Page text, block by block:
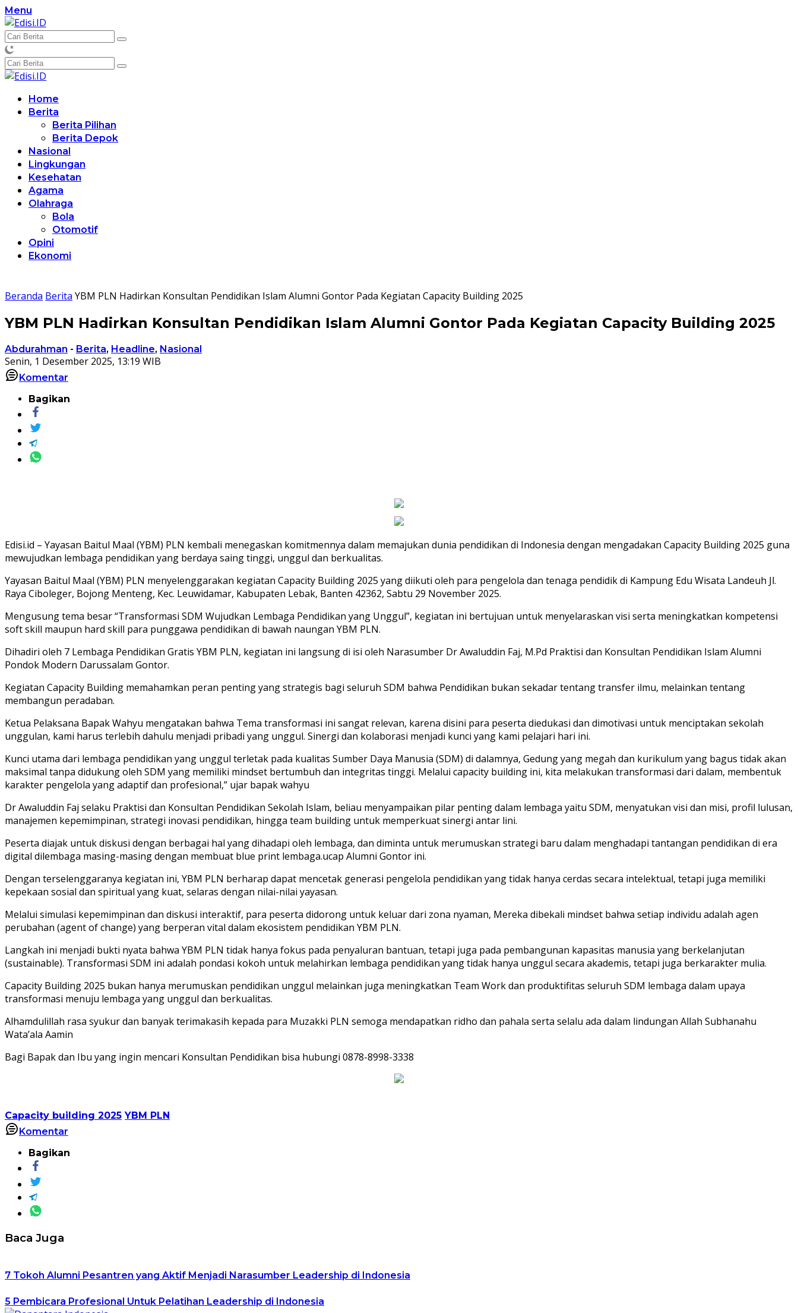
Langsung
ke
konten
Menu
Home
Berita
Berita Pilihan
Berita Depok
Nasional
Lingkungan
Kesehatan
Agama
Olahraga
Bola
Otomotif
Opini
Ekonomi
Beranda Berita YBM PLN Hadirkan Konsultan Pendidikan Islam Alumni Gontor Pada Kegiatan Capacity Building 2025
YBM PLN Hadirkan Konsultan Pendidikan Islam Alumni Gontor Pada Kegiatan Capacity Building 2025
Abdurahman - Berita, Headline, Nasional
Senin, 1 Desember 2025, 13:19 WIB
Komentar
Bagikan
Edisi.id – Yayasan Baitul Maal (YBM) PLN kembali menegaskan komitmennya dalam memajukan dunia pendidikan di Indonesia dengan mengadakan Capacity Building 2025 guna
mewujudkan lembaga pendidikan yang berdaya saing tinggi, unggul dan berkualitas.
Yayasan Baitul Maal (YBM) PLN menyelenggarakan kegiatan Capacity Building 2025 yang diikuti oleh para pengelola dan tenaga pendidik di Kampung Edu Wisata Landeuh Jl.
Raya Ciboleger, Bojong Menteng, Kec. Leuwidamar, Kabupaten Lebak, Banten 42362, Sabtu 29 November 2025.
Mengusung tema besar “Transformasi SDM Wujudkan Lembaga Pendidikan yang Unggul”, kegiatan ini bertujuan untuk menyelaraskan visi serta meningkatkan kompetensi
soft skill maupun hard skill para punggawa pendidikan di bawah naungan YBM PLN.
Dihadiri oleh 7 Lembaga Pendidikan Gratis YBM PLN, kegiatan ini langsung di isi oleh Narasumber Dr Awaluddin Faj, M.Pd Praktisi dan Konsultan Pendidikan Islam Alumni
Pondok Modern Darussalam Gontor.
Kegiatan Capacity Building memahamkan peran penting yang strategis bagi seluruh SDM bahwa Pendidikan bukan sekadar tentang transfer ilmu, melainkan tentang
membangun peradaban.
Ketua Pelaksana Bapak Wahyu mengatakan bahwa Tema transformasi ini sangat relevan, karena disini para peserta diedukasi dan dimotivasi untuk menciptakan sekolah
unggulan, kami harus terlebih dahulu menjadi pribadi yang unggul. Sinergi dan kolaborasi menjadi kunci yang kami pelajari hari ini.
Kunci utama dari lembaga pendidikan yang unggul terletak pada kualitas Sumber Daya Manusia (SDM) di dalamnya, Gedung yang megah dan kurikulum yang bagus tidak akan
maksimal tanpa didukung oleh SDM yang memiliki mindset bertumbuh dan integritas tinggi. Melalui capacity building ini, kita melakukan transformasi dari dalam, membentuk
karakter pengelola yang adaptif dan profesional,” ujar bapak wahyu
Dr Awaluddin Faj selaku Praktisi dan Konsultan Pendidikan Sekolah Islam, beliau menyampaikan pilar penting dalam lembaga yaitu SDM, menyatukan visi dan misi, profil lulusan,
manajemen kepemimpinan, strategi inovasi pendidikan, hingga team building untuk memperkuat sinergi antar lini.
Peserta diajak untuk diskusi dengan berbagai hal yang dihadapi oleh lembaga, dan diminta untuk merumuskan strategi baru dalam menghadapi tantangan pendidikan di era
digital dilembaga masing-masing dengan membuat blue print lembaga.ucap Alumni Gontor ini.
Dengan terselenggaranya kegiatan ini, YBM PLN berharap dapat mencetak generasi pengelola pendidikan yang tidak hanya cerdas secara intelektual, tetapi juga memiliki
kepekaan sosial dan spiritual yang kuat, selaras dengan nilai-nilai yayasan.
Melalui simulasi kepemimpinan dan diskusi interaktif, para peserta didorong untuk keluar dari zona nyaman, Mereka dibekali mindset bahwa setiap individu adalah agen
perubahan (agent of change) yang berperan vital dalam ekosistem pendidikan YBM PLN.
Langkah ini menjadi bukti nyata bahwa YBM PLN tidak hanya fokus pada penyaluran bantuan, tetapi juga pada pembangunan kapasitas manusia yang berkelanjutan
(sustainable). Transformasi SDM ini adalah pondasi kokoh untuk melahirkan lembaga pendidikan yang tidak hanya unggul secara akademis, tetapi juga berkarakter mulia.
Capacity Building 2025 bukan hanya merumuskan pendidikan unggul melainkan juga meningkatkan Team Work dan produktifitas seluruh SDM lembaga dalam upaya
transformasi menuju lembaga yang unggul dan berkualitas.
Alhamdulillah rasa syukur dan banyak terimakasih kepada para Muzakki PLN semoga mendapatkan ridho dan pahala serta selalu ada dalam lindungan Allah Subhanahu
Wata’ala Aamin
Bagi Bapak dan Ibu yang ingin mencari Konsultan Pendidikan bisa hubungi 0878-8998-3338
Capacity building 2025 YBM PLN
Komentar
Bagikan
Baca Juga
7 Tokoh Alumni Pesantren yang Aktif Menjadi Narasumber Leadership di Indonesia
5 Pembicara Profesional Untuk Pelatihan Leadership di Indonesia